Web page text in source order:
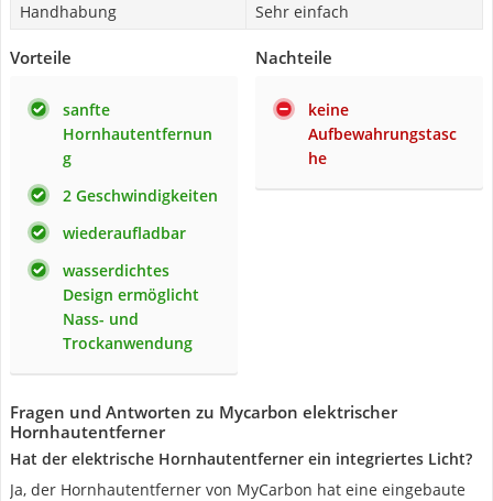
Handhabung
Sehr einfach
Vorteile
sanfte
Hornhautentfernun
g
2 Geschwindigkeiten
wiederaufladbar
wasserdichtes
Design ermöglicht
Nass- und
Trockanwendung
Nachteile
keine
Aufbewahrungstasc
he
Fragen und Antworten zu Mycarbon elektrischer
Hornhautentferner
Hat der elektrische Hornhautentferner ein integriertes Licht?
Ja, der Hornhautentferner von MyCarbon hat eine eingebaute